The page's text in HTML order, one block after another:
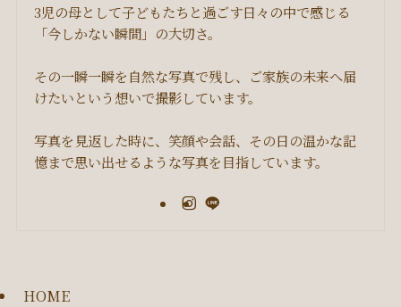
3児の母として子どもたちと過ごす日々の中で感じる
「今しかない瞬間」の大切さ。
その一瞬一瞬を自然な写真で残し、ご家族の未来へ届
けたいという想いで撮影しています。
写真を見返した時に、笑顔や会話、その日の温かな記
憶まで思い出せるような写真を目指しています。
HOME